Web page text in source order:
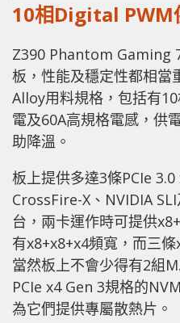
10相Digital PWM
Z390 Phantom Gaming
板，性能及穩定性都相
Alloy用料規格，包括有
電及60A高規格電感，供
助降溫。
板上提供多達3條PCIe
CrossFire-X、NVIDIA
台，兩卡運作時可提供
有x8+x8+x4頻寬，而三
當然板上不會少得有2組
PCIe x4 Gen 3規格的
為它們提供專屬散熱片。